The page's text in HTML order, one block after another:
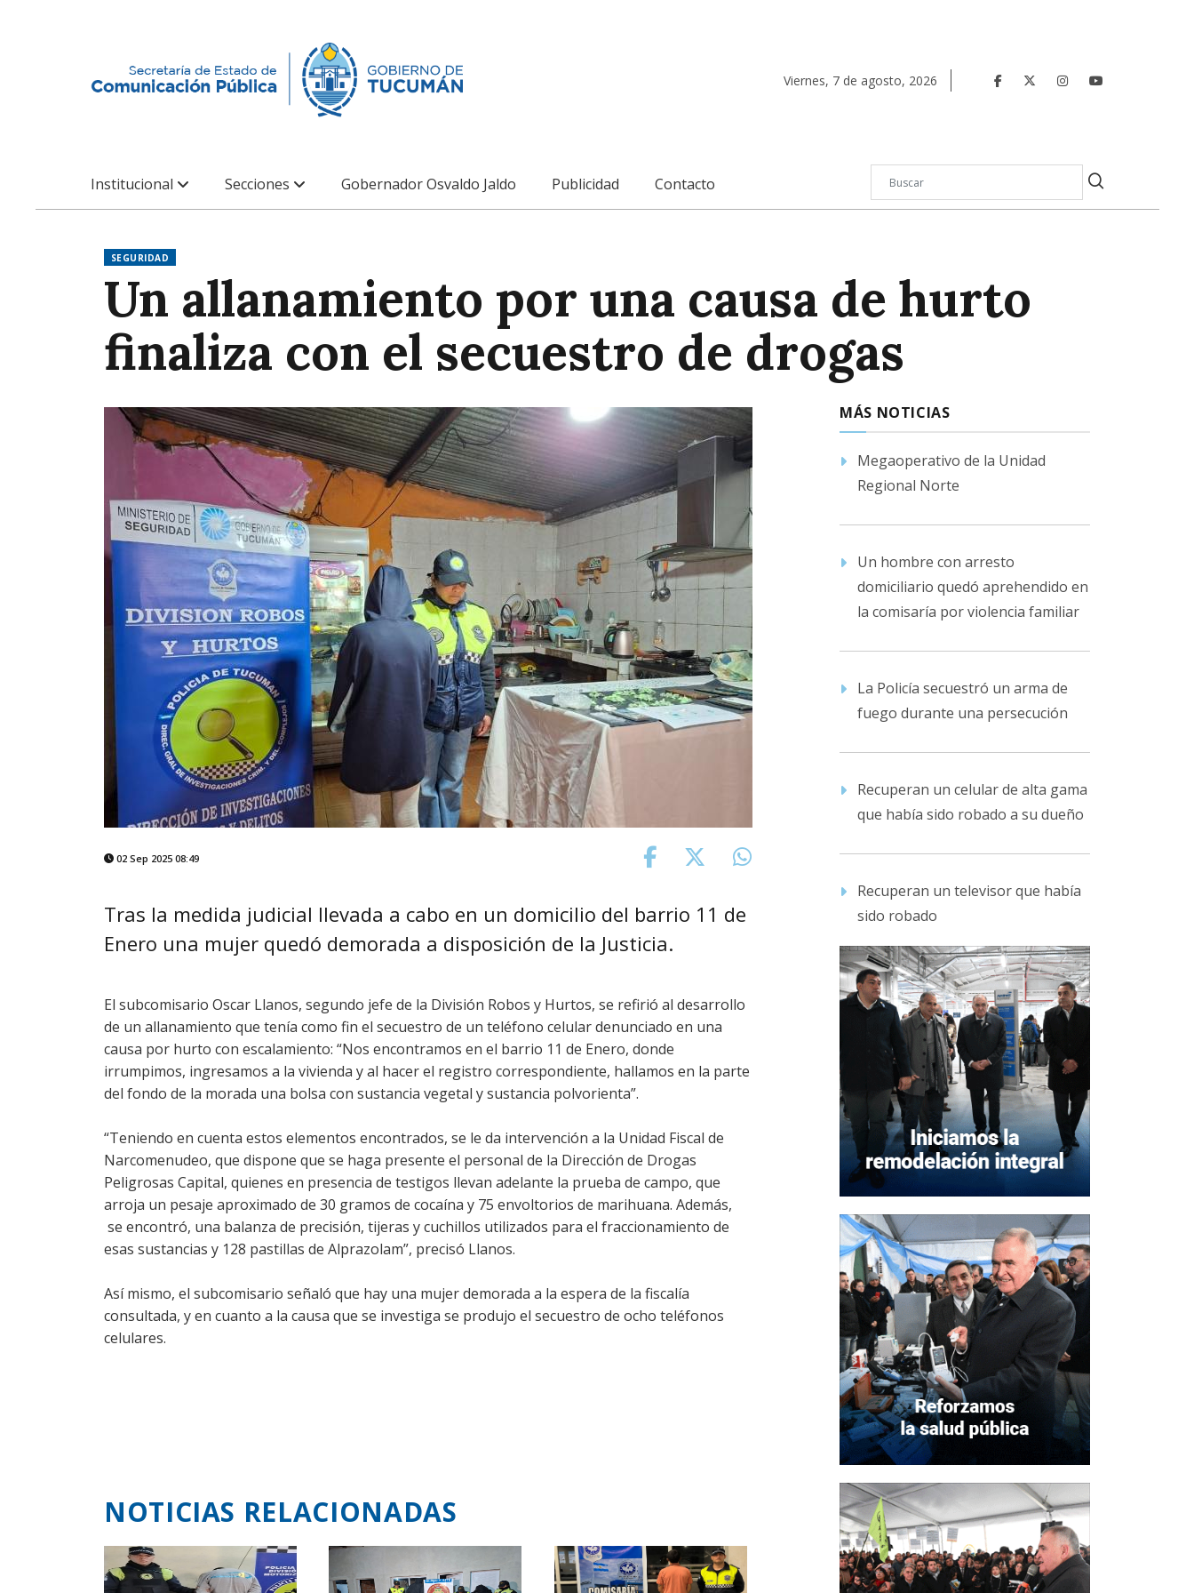
Viernes, 7 de agosto, 2026
Institucional Secciones Gobernador Osvaldo Jaldo Publicidad Contacto
SEGURIDAD
Un allanamiento por una causa de hurto
finaliza con el secuestro de drogas
02 Sep 2025 08:49
Tras la medida judicial llevada a cabo en un domicilio del barrio 11 de
Enero una mujer quedó demorada a disposición de la Justicia.
El subcomisario Oscar Llanos, segundo jefe de la División Robos y Hurtos, se refirió al desarrollo
de un allanamiento que tenía como fin el secuestro de un teléfono celular denunciado en una
causa por hurto con escalamiento: “Nos encontramos en el barrio 11 de Enero, donde
irrumpimos, ingresamos a la vivienda y al hacer el registro correspondiente, hallamos en la parte
del fondo de la morada una bolsa con sustancia vegetal y sustancia polvorienta”.
“Teniendo en cuenta estos elementos encontrados, se le da intervención a la Unidad Fiscal de
Narcomenudeo, que dispone que se haga presente el personal de la Dirección de Drogas
Peligrosas Capital, quienes en presencia de testigos llevan adelante la prueba de campo, que
arroja un pesaje aproximado de 30 gramos de cocaína y 75 envoltorios de marihuana. Además,
se encontró, una balanza de precisión, tijeras y cuchillos utilizados para el fraccionamiento de
esas sustancias y 128 pastillas de Alprazolam”, precisó Llanos.
Así mismo, el subcomisario señaló que hay una mujer demorada a la espera de la fiscalía
consultada, y en cuanto a la causa que se investiga se produjo el secuestro de ocho teléfonos
celulares.
NOTICIAS RELACIONADAS
MÁS NOTICIAS
Megaoperativo de la Unidad
Regional Norte
Un hombre con arresto
domiciliario quedó aprehendido en
la comisaría por violencia familiar
La Policía secuestró un arma de
fuego durante una persecución
Recuperan un celular de alta gama
que había sido robado a su dueño
Recuperan un televisor que había
sido robado